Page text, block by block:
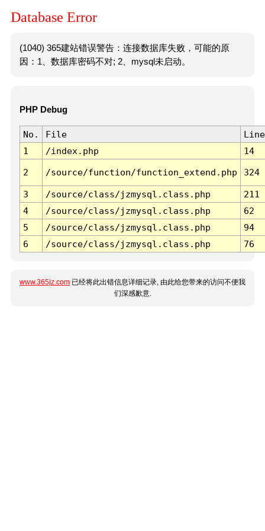
Database Error
(1040) 365建站错误警告：连接数据库失败，可能的原
因：1、数据库密码不对; 2、mysql未启动。
PHP Debug
No. File
Line
1
/index.php 14
2 /source/function/function_extend.php 324
3 /source/class/jzmysql.class.php
211
4
/source/class/jzmysql.class.php
62
5
/source/class/jzmysql.class.php
94
6
/source/class/jzmysql.class.php 76
www.365jz.com 已经将此出错信息详细记录, 由此给您带来的访问不便我
们深感歉意.